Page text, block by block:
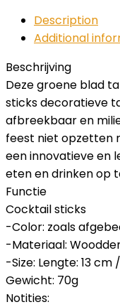
Description
Additional
Beschrijving
Deze groene blad
sticks decoratieve
afbreekbaar en
feest niet opzetten
een innovatieve en
eten en drinken op
Functie
Cocktail sticks
-Color: zoals
-Materiaal:
-Size: Lengte: 13 cm
Gewicht: 70g
Notities: